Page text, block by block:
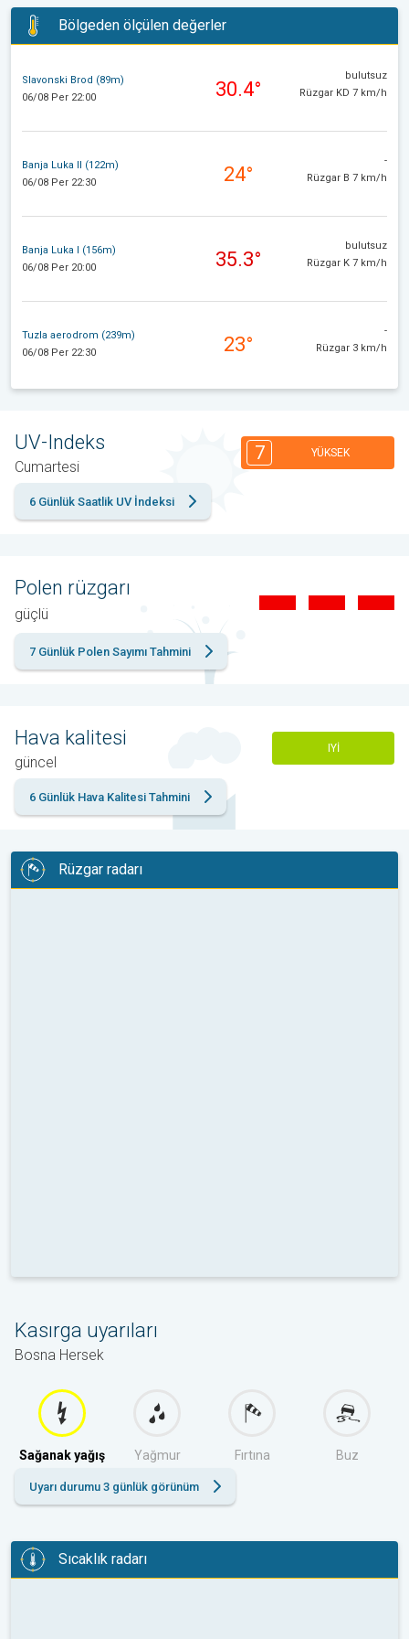
Bölgeden ölçülen değerler
Slavonski Brod (89m)
06/08 Per 22:00
30.4°
bulutsuz
Rüzgar KD 7 km/h
Banja Luka II (122m)
06/08 Per 22:30
24°
-
Rüzgar B 7 km/h
Banja Luka I (156m)
06/08 Per 20:00
35.3°
bulutsuz
Rüzgar K 7 km/h
Tuzla aerodrom (239m)
06/08 Per 22:30
23°
-
Rüzgar 3 km/h
UV-Indeks
Cumartesi
7 YÜKSEK
6 Günlük Saatlik UV İndeksi
Polen rüzgarı
güçlü
7 Günlük Polen Sayımı Tahmini
Hava kalitesi
güncel
IYI
6 Günlük Hava Kalitesi Tahmini
Rüzgar radarı
Kasırga uyarıları
Bosna Hersek
Sağanak yağış Yağmur Fırtına Buz
Uyarı durumu 3 günlük görünüm
Sıcaklık radarı